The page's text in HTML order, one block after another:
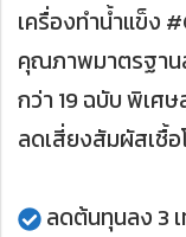
เครื่องทำน้ำแข็ง
คุณภาพมาตรฐาน
กว่า 19 ฉบับ พิเศ
ลดเสี่ยงสัมผัสเชื้อ
ลดต้นทุนลง 3